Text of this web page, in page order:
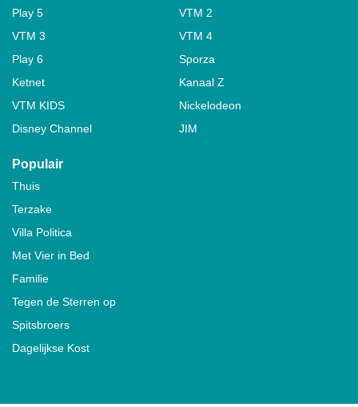
Play 5
VTM 2
VTM 3
VTM 4
Play 6
Sporza
Ketnet
Kanaal Z
VTM KIDS
Nickelodeon
Disney Channel
JIM
Populair
Thuis
Terzake
Villa Politica
Met Vier in Bed
Familie
Tegen de Sterren op
Spitsbroers
Dagelijkse Kost